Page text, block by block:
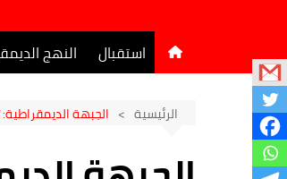
استقبال النهج
جريدة
الرئيسية الجبهة